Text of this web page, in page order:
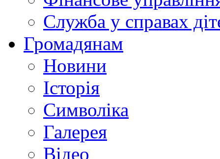
Служба у справах
Громадянам
Новини
Історія
Символіка
Галерея
Відео